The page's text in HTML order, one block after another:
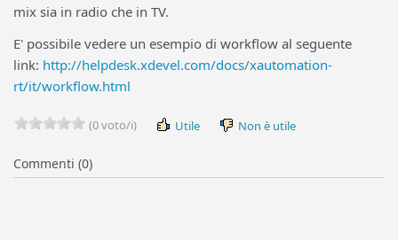
mix sia in radio che in TV.
E' possibile vedere un esempio di workflow al seguente
link: http://helpdesk.xdevel.com/docs/xautomation-
rt/it/workflow.html
(0 voto/i) Utile Non è utile
Commenti (0)